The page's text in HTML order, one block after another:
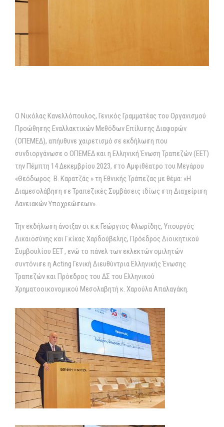
Ο Νικόλας Κανελλόπουλος, Γενικός Γραμματέας του Οργανισµoύ
Προώθησης Εναλλακτικών Μεθόδων Επίλυσης Διαφορών
(ΟΠΕΜΕΔ), απήυθυνε χαιρετισμό σε εκδήλωση που
συνδιοργάνωσε ο ΟΠΕΜΕΔ και η Ελληνική Ένωση Τραπεζών (ΕΕΤ)
την Πέµπτη 14 Δεκεµβρίου 2023, στο Αµφιθέατρο του Μεγάρου
«Θεόδωρος Β. Καρατζάς » τη Εθνικής Τράπεζας µε θέµα: «Η
Διαµεσολάβηση σε Τραπεζικές Συµβάσεις ιδίως στη Διαχείριση
Δανειακών Υποχρεώσεων».
Την εκδήλωση άνοιξαν οι κ.κ Γεώργιος Φλωρίδης, Υπουργός
Δικαιοσύνης και Γκίκας Χαρδούβελης, Πρόεδρος Διοικητικού
Συµβουλίου ΕΕΤ , ενώ το πάνελ των εκλεκτών ομιλητών
συντόνισε η Acting Γενική Διευθύντρια Ελληνικής Ένωσης
Τραπεζών και Πρόεδρος του ΔΣ του Ελληνικού
Χρηµατοοικονοµικού Μεσολαβητή κ. Χαρούλα Απαλαγάκη.